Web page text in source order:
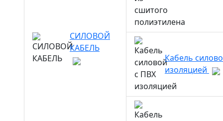
СИЛОВОЙ
КАБЕЛЬ
Кабель
изоляцией